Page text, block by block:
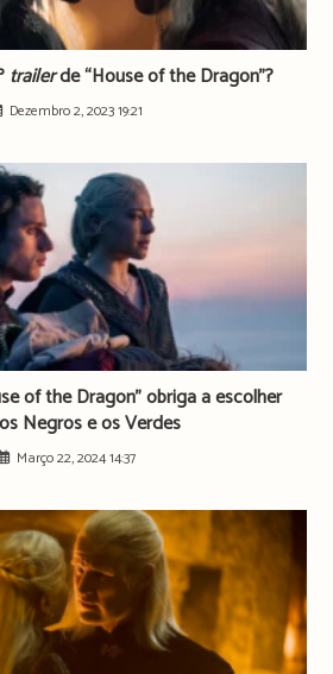
trailerde “House of the Dragon”?
Dezembro 2, 2023 19:21
of the Dragon” obriga a escolher
Negros e os Verdes
Março 22, 2024 14:37